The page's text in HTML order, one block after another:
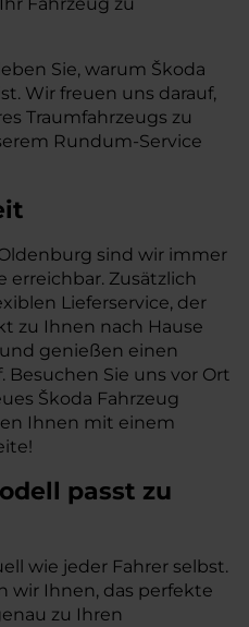
Sie, warum Škoda
Wir freuen uns darauf,
Traumfahrzeugs zu
Rundum-Service
sind wir immer
erreichbar. Zusätzlich
Lieferservice, der
zu Ihnen nach Hause
genießen einen
Sie uns vor Ort
Škoda Fahrzeug
Ihnen mit einem
passt zu
wie jeder Fahrer selbst.
wir Ihnen, das perfekte
zu Ihren